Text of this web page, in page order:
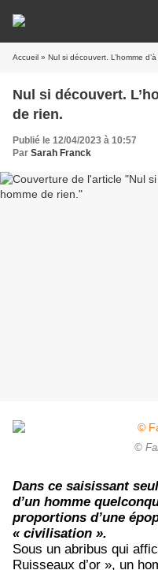
Accueil » Nul si découvert. L’homme
Nul si découvert.
de rien.
Publié le 12/04/2023 à 10:57
Par Sarah Franck
©
Dans ce saisissant
d’un homme
proportions d’une
« civilisation ».
Sous un abribus qui
Ruisseaux d’or », un